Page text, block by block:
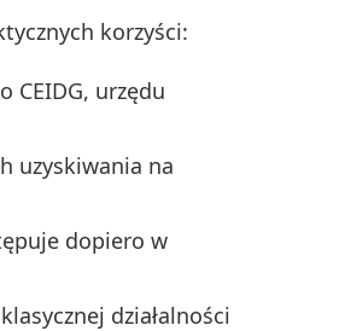
korzyści:
CEIDG, urzędu
uzyskiwania na
dopiero w
działalności